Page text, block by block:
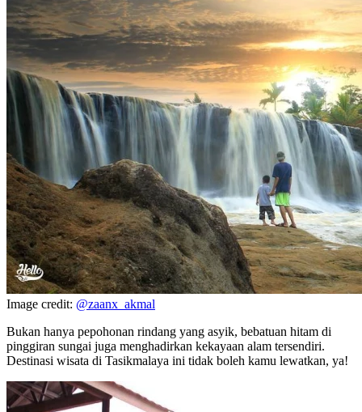
Image credit: @zaanx_akmal
Bukan hanya pepohonan rindang yang asyik, bebatuan hitam di
pinggiran sungai juga menghadirkan kekayaan alam tersendiri.
Destinasi wisata di Tasikmalaya ini tidak boleh kamu lewatkan, ya!